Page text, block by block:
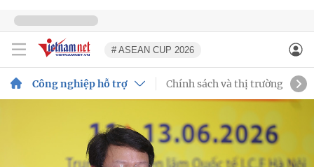
# ASEAN CUP 2026
Công nghiệp hỗ trợ Chính sách và thị trường